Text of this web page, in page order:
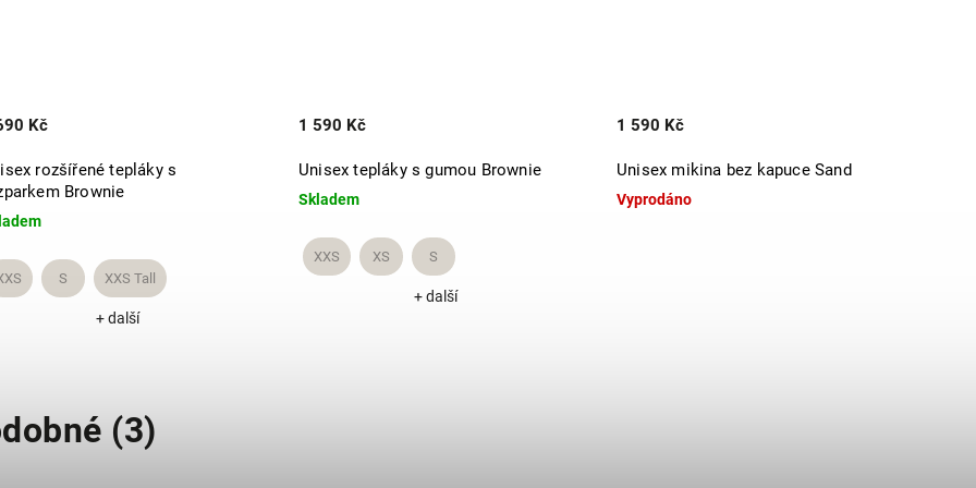
rozšířené tepláky s
Brownie
Kč
S XXS Tall
+ další
Unisex tepláky s gumou Brownie
Skladem
1 590 Kč
XXS XS S
+ další
Unisex mikina bez kapuce Sand
Vyprodáno
1 590 Kč
(3)